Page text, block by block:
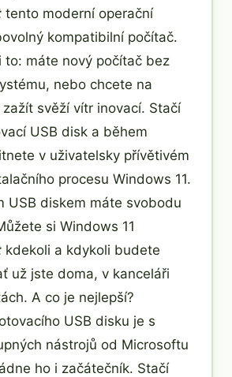
tento moderní operační
kompatibilní počítač.
to: máte nový počítač bez
nebo chcete na
svěží vítr inovací. Stačí
USB disk a během
v uživatelsky přívětivém
procesu Windows 11.
USB diskem máte svobodu
si Windows 11
kdekoli a kdykoli budete
už jste doma, v kanceláři
A co je nejlepší?
USB disku je s
nástrojů od Microsoftu
ho i začátečník. Stačí